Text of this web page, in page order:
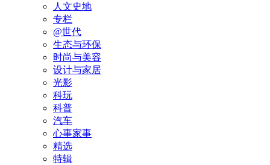
人文史地
专栏
@世代
生态与环保
时尚与美容
设计与家居
光影
科玩
科普
汽车
心事家事
精选
特辑